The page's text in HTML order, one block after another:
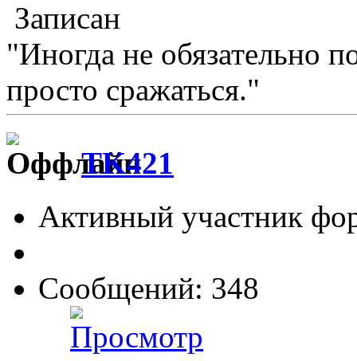
Записан
"Иногда не обязательно
просто сражаться."
TK421
Активный участник
Сообщений: 348